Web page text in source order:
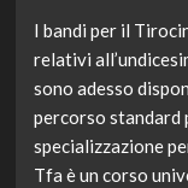
I bandi per il
relativi
sono adesso
percorso standard
specializzazione
Tfa è un corso